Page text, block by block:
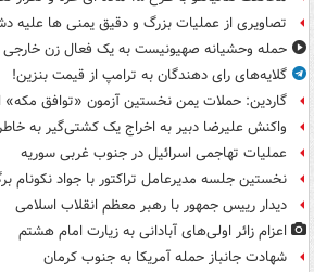
تصاویری از عملیات بزرگ و دقیق یمنی ها علیه
حمله وحشیانه صهیونیست به یک فعال زن خارجی
گلایه‌های رای دهندگان به ترامپ از قیمت بنزین!
گاردین: حملات یمن نخستین آزمون «توافق
واکنش علیرضا دبیر به اخراج یک کشتی‌گیر به
عملیات تهاجمی اسرائیل در جنوب غربی سوریه
نخستین جلسه مدیرعامل تراکتور با جواد نکونام
دیدار رییس جمهور با رهبر معظم انقلاب اسلامی
اعزام زائر اولی‌های آبادانی به زیارت امام هشتم
شهادت جانباز حمله آمریکا به جنوب کرمان